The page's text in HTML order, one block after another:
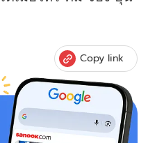
Copy link